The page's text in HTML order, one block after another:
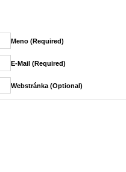
Meno (required)
E-Mail (required)
Webstránka (Optional)